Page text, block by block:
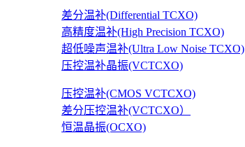
差分温补(Differential TCXO)
高精度温补(High Precision TCXO)
超低噪声温补(Ultra Low Noise TCXO)
压控温补晶振(VCTCXO)
压控温补(CMOS VCTCXO)
差分压控温补(VCTCXO）
恒温晶振(OCXO)